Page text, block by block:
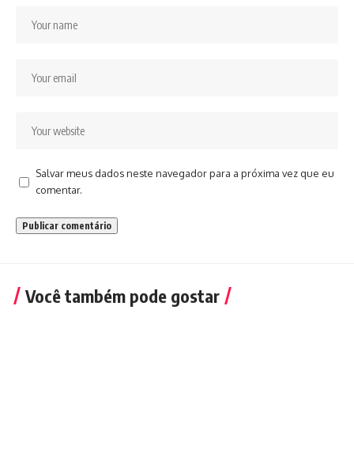
Salvar meus dados neste navegador para a próxima vez que eu
comentar.
Você também pode gostar